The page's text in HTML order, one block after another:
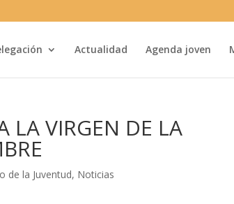
Actualidad Agenda joven
LA VIRGEN DE LA
de la Juventud, Noticias